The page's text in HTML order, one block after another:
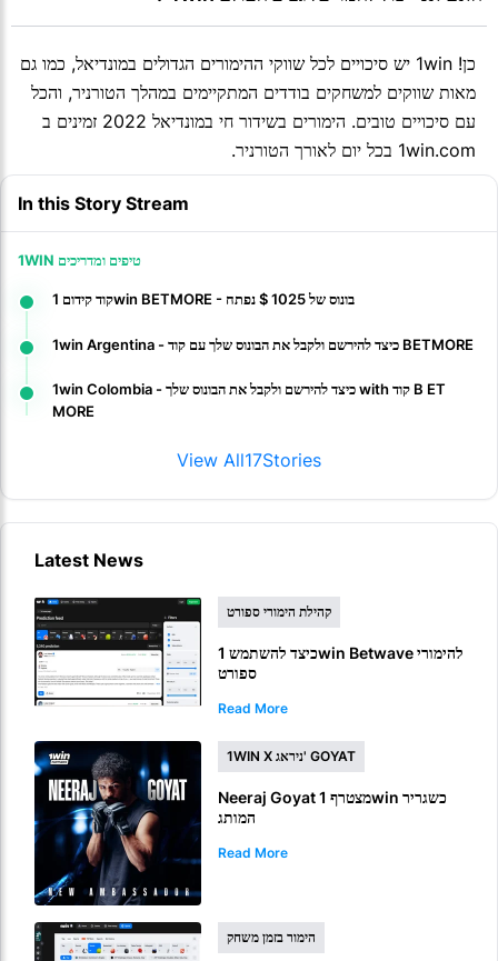
כן! 1win יש סיכויים לכל שווקי ההימורים הגדולים במונדיאל, כמו גם
מאות שווקים למשחקים בודדים המתקיימים במהלך הטורניר, והכל
עם סיכויים טובים. הימורים בשידור חי במונדיאל 2022 זמינים ב
1win.com בכל יום לאורך הטורניר.
In this Story Stream
1WIN טיפים ומדריכים
קוד קידום 1win BETMORE - בונוס של 1025 $ נפתח
1win Argentina - כיצד להירשם ולקבל את הבונוס שלך עם קוד BETMORE
1win Colombia - כיצד להירשם ולקבל את הבונוס שלך with קוד B ET
MORE
View All17Stories
Latest News
קהילת הימורי ספורט
כיצד להשתמש 1win Betwave להימורי
ספורט
Read More
1WIN X ניראג' GOYAT
Neeraj Goyat מצטרף 1win כשגריר
המותג
Read More
הימור בזמן משחק